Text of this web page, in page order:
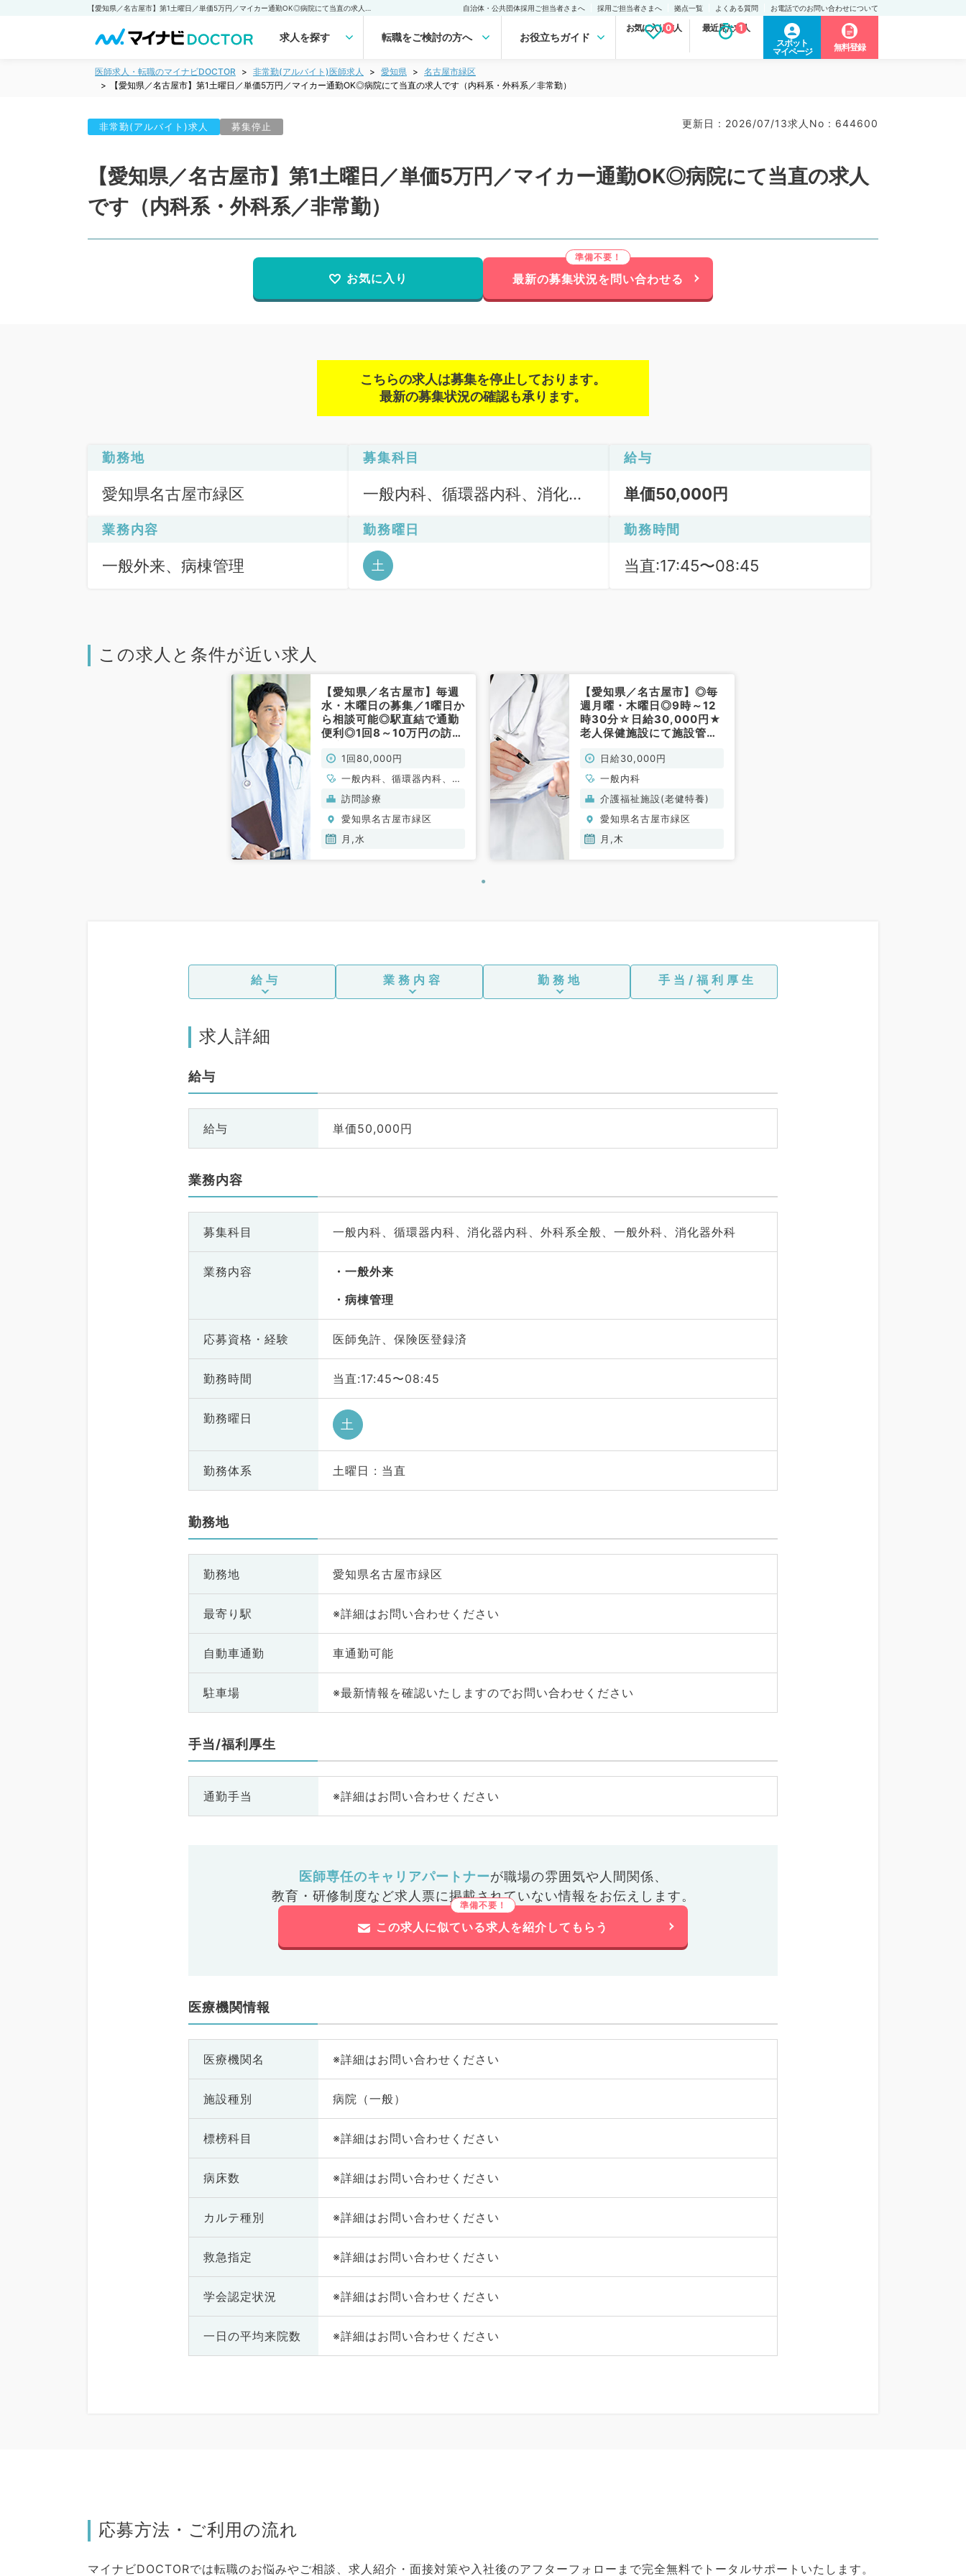
自治体・公共団体採用ご担当者さまへ 採用ご担当者さまへ 拠点一覧 よくある質問 お電話でのお問い合わせについて
求人を探す 転職をご検討の方へ お役立ちガイド
お気に入り求人
0 最近見た求人
1
スポット
マイページ
無料登録
医師求人・転職のマイナビDOCTOR 非常勤(アルバイト)医師求人 愛知県
名古屋市緑区
【愛知県／名古屋市】第1土曜日／単価5万円／マイカー通勤OK◎病院にて当直の求人です（内科系・外科系／非常勤）
非常勤(アルバイト)求人 募集停止 更新日 : 2026/07/13求人No : 644600
【愛知県／名古屋市】第1土曜日／単価5万円／マイカー通勤OK◎病院にて当直の求人
です（内科系・外科系／非常勤）
お気に入り 最新の募集状況を問い合わせる
こちらの求人は募集を停止しております。
最新の募集状況の確認も承ります。
勤務地
愛知県名古屋市緑区
募集科目
一般内科、循環器内科、消化器
消化器外科
給与
単価50,000円
業務内容
一般外来、病棟管理
勤務曜日
土
勤務時間
当直:17:45〜08:45
この求人と条件が近い求人
【愛知県／名古屋市】毎週
水・木曜日の募集／1曜日か
ら相談可能◎駅直結で通勤
便利◎1回8～10万円の訪問
非常勤）
1回80,000円
一般内科、循環器内科、呼
吸器内科、消化器内科
訪問診療
愛知県名古屋市緑区
月,水
【愛知県／名古屋市】◎毎
週月曜・木曜日◎9時～12
時30分☆日給30,000円★
老人保健施設にて施設管理
非常勤)日給30,000円
一般内科
介護福祉施設(老健特養)
愛知県名古屋市緑区
月,木
給与 業務内容 勤務地 手当/福利厚生
求人詳細
給与
給与 単価50,000円
業務内容
募集科目 一般内科、循環器内科、消化器内科、外科系全般、一般外科、消化器外科
業務内容
一般外来
病棟管理
応募資格・ 経験 医師免許、保険医登録済
勤務時間 当直:17:45〜08:45
勤務曜日 土
勤務体系 土曜日 : 当直
勤務地
勤務地 愛知県名古屋市緑区
最寄り駅 ※詳細はお問い合わせください
自動車通勤 車通勤可能
駐車場 ※最新情報を確認いたしますのでお問い合わせください
手当/福利厚生
通勤手当 ※詳細はお問い合わせください
医師専任のキャリアパートナーが職場の雰囲気や人間関係、
教育・研修制度など求人票に掲載されていない情報をお伝えします。
この求人に似ている求人を紹介してもらう
医療機関情報
医療機関名 ※詳細はお問い合わせください
施設種別 病院（一般）
標榜科目 ※詳細はお問い合わせください
病床数 ※詳細はお問い合わせください
カルテ種別 ※詳細はお問い合わせください
救急指定 ※詳細はお問い合わせください
学会認定状況 ※詳細はお問い合わせください
一日の平均来院数 ※詳細はお問い合わせください
応募方法・ご利用の流れ
マイナビDOCTORでは転職のお悩みやご相談、求人紹介・面接対策や入社後のアフターフォローまで完全無料でトータルサポートいたします。